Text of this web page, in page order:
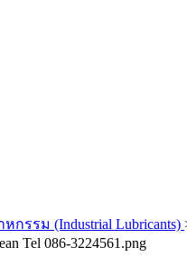
รรม (Industrial Lubricants)